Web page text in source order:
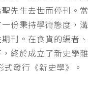
聖先生去世而停刊。
份秉持學術態度，
刊。在食貨的編者
終於成立了新史學
發行《新史學》。